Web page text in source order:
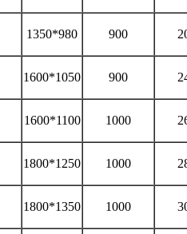
1350*980 900
1600*1050 900
1600*1100 1000
1800*1250 1000
1800*1350 1000